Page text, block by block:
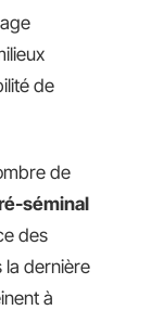
de
de
séminal
des
la dernière
à